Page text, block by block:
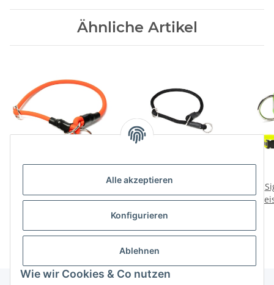
Alle akzeptieren
Konfigurieren
Ablehnen
Wie wir Cookies & Co nutzen
Ähnliche Artikel
Zugbegrenzung 8mm
Preise nach Anmeldung
Nylon rund mit
Zugbegrenzung 8mm
Preise nach Anmeldung
sichtbar